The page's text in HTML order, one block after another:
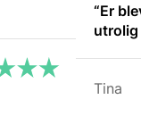
“Er
utrolig
Tina